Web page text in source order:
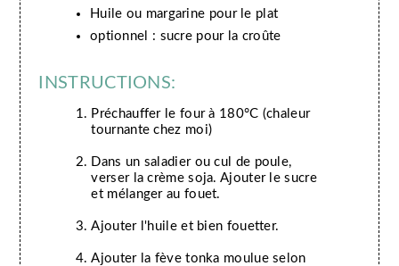
Huile ou margarine pour le plat
optionnel : sucre pour la croûte
INSTRUCTIONS:
Préchauffer le four à 180°C (chaleur
tournante chez moi)
Dans un saladier ou cul de poule,
verser la crème soja. Ajouter le sucre
et mélanger au fouet.
Ajouter l'huile et bien fouetter.
Ajouter la fève tonka moulue selon